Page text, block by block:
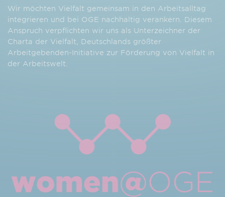
Wir möchten Vielfalt gemeinsam in den Arbeitsalltag
integrieren und bei OGE nachhaltig verankern. Diesem
Anspruch verpflichten wir uns als Unterzeichner der
Charta der Vielfalt, Deutschlands größter
Arbeitgebenden-Initiative zur Förderung von Vielfalt in
der Arbeitswelt.